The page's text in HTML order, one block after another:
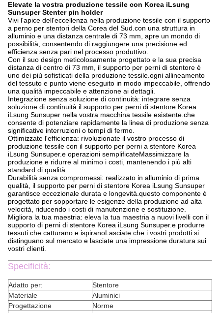
Elevate la vostra produzione tessile con Korea iLsung
Sunsuper Stenter pin holder
Vivi l'apice dell'eccellenza nella produzione tessile con il supporto
a perno per stentori della Corea del Sud.con una struttura in
alluminio e una distanza centrale di 73 mm, apre un mondo di
possibilità, consentendo di raggiungere una precisione ed
efficienza senza pari nel processo produttivo.
Con il suo design meticolosamente progettato e la sua precisa
distanza di centro di 73 mm, il supporto per perni di stentore è
uno dei più sofisticati della produzione tessile.ogni allineamento
del tessuto e punto viene eseguito in modo impeccabile, offrendo
una qualità impeccabile e attenzione ai dettagli.
Integrazione senza soluzione di continuità: integrare senza
soluzione di continuità il supporto per perni di stentore Korea
iLsung Sunsuper nella vostra macchina tessile esistente.che
consente di potenziare rapidamente la linea di produzione senza
significative interruzioni o tempi di fermo.
Ottimizzate l'efficienza: rivoluzionate il vostro processo di
produzione tessile con il supporto per perni a stentore Korea
iLsung Sunsuper.e operazioni semplificateMassimizzare la
produzione e ridurre al minimo i costi, mantenendo i più alti
standard di qualità.
Durabilità senza compromessi: realizzato in alluminio di prima
qualità, il supporto per perni di stentore Korea iLsung Sunsuper
garantisce eccezionale durata e longevità.questo componente è
progettato per sopportare le esigenze della produzione ad alta
velocità, riducendo i costi di manutenzione e sostituzione.
Migliora la tua maestria: eleva la tua maestria a nuovi livelli con il
supporto di perni di stentore Korea iLsung Sunsuper.e produrre
tessuti che catturano e ispiranoLasciate che i vostri prodotti si
distinguano sul mercato e lasciate una impressione duratura sui
vostri clienti.
Specificità:
Adatto per:
Stentore
Materiale
Aluminici
Progettazione
Norme